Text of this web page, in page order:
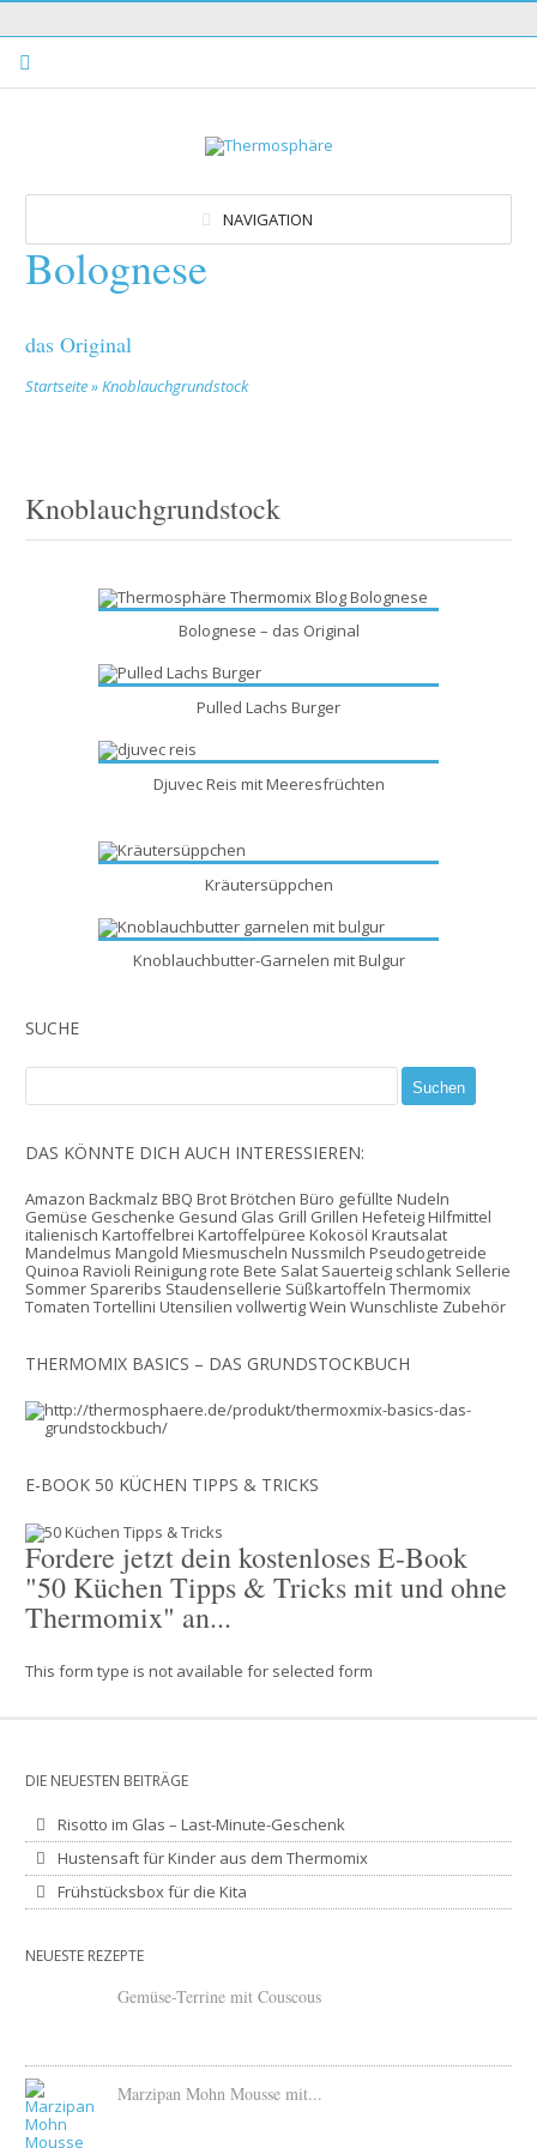
NAVIGATION
Bolognese
das Original
Startseite»Knoblauchgrundstock
Knoblauchgrundstock
Bolognese – das Original
Pulled Lachs Burger
Djuvec Reis mit Meeresfrüchten
Kräutersüppchen
Knoblauchbutter-Garnelen mit Bulgur
SUCHE
DAS KÖNNTE DICH AUCH INTERESSIEREN:
Amazon Backmalz BBQ BrotBrötchen Büro gefüllte Nudeln
Gemüse Geschenke Gesund Glas Grill Grillen HefeteigHilfmittel
italienisch Kartoffelbrei Kartoffelpüree Kokosöl Krautsalat
Mandelmus Mangold Miesmuscheln Nussmilch Pseudogetreide
Quinoa Ravioli Reinigungrote Bete Salat Sauerteig schlank Sellerie
Sommer Spareribs Staudensellerie Süßkartoffeln Thermomix
Tomaten Tortellini Utensilien vollwertigWein Wunschliste Zubehör
THERMOMIX BASICS – DAS GRUNDSTOCKBUCH
E-BOOK 50 KÜCHEN TIPPS & TRICKS
Fordere jetzt dein kostenloses E-Book
"50 Küchen Tipps & Tricks mit und ohne
Thermomix" an...
This form type is not available for selected form
DIE NEUESTEN BEITRÄGE
Risotto im Glas – Last-Minute-Geschenk
Hustensaft für Kinder aus dem Thermomix
Frühstücksbox für die Kita
NEUESTE REZEPTE
Gemüse-Terrine mit Couscous
Marzipan Mohn Mousse mit...